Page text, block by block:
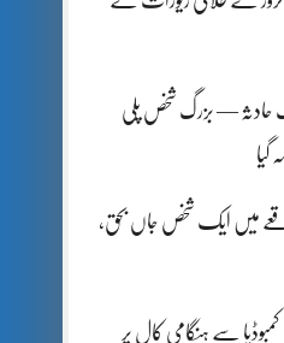
حادثہ — بزرگ شخص پلی
گیا
میں ایک شخص جاں بحق،
کمبوڈیا سے ہنگامی کال پر